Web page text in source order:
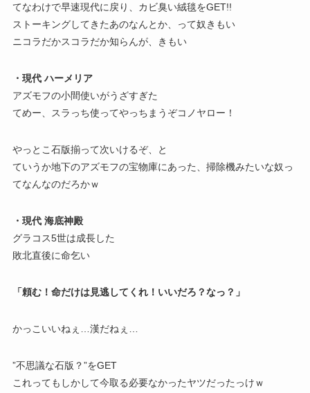
てなわけで早速現代に戻り、カビ臭い絨毯をGET!!
ストーキングしてきたあのなんとか、って奴きもい
ニコラだかスコラだか知らんが、きもい
・現代 ハーメリア
アズモフの小間使いがうざすぎた
てめー、スラっち使ってやっちまうぞコノヤロー！
やっとこ石版揃って次いけるぞ、と
ていうか地下のアズモフの宝物庫にあった、掃除機みたいな奴っ
てなんなのだろかｗ
・現代 海底神殿
グラコス5世は成長した
敗北直後に命乞い
「頼む！命だけは見逃してくれ！いいだろ？なっ？」
かっこいいねぇ…漢だねぇ…
”不思議な石版？”をGET
これってもしかして今取る必要なかったヤツだったっけｗ